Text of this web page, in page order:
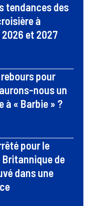
tendances des
à
et 2027
pour
nous un
à « Barbie » ?
pour le
Britannique de
dans une